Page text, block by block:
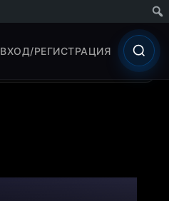
ВХОД/РЕГИСТРАЦИЯ